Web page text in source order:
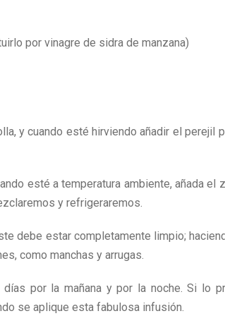
por vinagre de sidra de manzana)
y cuando esté hirviendo añadir el perejil
esté a temperatura ambiente, añada el
y refrigeraremos.
debe estar completamente limpio;
como manchas y arrugas.
por la mañana y por la noche. Si lo
se aplique esta fabulosa infusión.